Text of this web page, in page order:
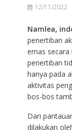
12/11/2022
Namlea,
penertiban
emas secara
penertiban
hanya pada
aktivitas
bos-bos
Dari
dilakukan